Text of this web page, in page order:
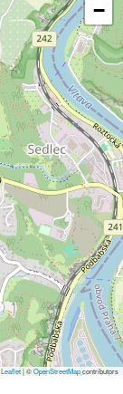
−
Leaflet|©OpenStreetMapcontributors